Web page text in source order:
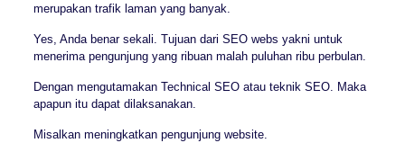
merupakan trafik laman yang banyak.
Yes, Anda benar sekali. Tujuan dari SEO webs yakni untuk
menerima pengunjung yang ribuan malah puluhan ribu perbulan.
Dengan mengutamakan Technical SEO atau teknik SEO. Maka
apapun itu dapat dilaksanakan.
Misalkan meningkatkan pengunjung website.